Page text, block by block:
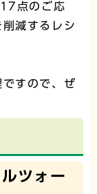
点のご応
減するレシ
すので、ぜ
ツォー